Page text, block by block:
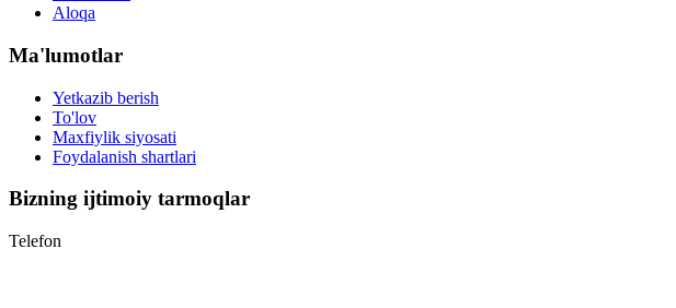
Aloqa
Ma'lumotlar
Yetkazib berish
To'lov
Maxfiylik siyosati
Foydalanish shartlari
Bizning ijtimoiy tarmoqlar
Telefon